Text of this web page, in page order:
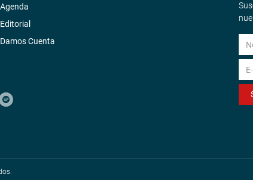
Agenda
Editorial
Damos Cuenta